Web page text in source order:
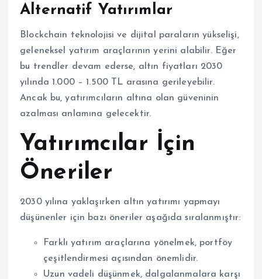
Alternatif Yatırımlar
Blockchain teknolojisi ve dijital paraların yükselişi,
geleneksel yatırım araçlarının yerini alabilir. Eğer
bu trendler devam ederse, altın fiyatları 2030
yılında 1.000 – 1.500 TL arasına gerileyebilir.
Ancak bu, yatırımcıların altına olan güveninin
azalması anlamına gelecektir.
Yatırımcılar İçin
Öneriler
2030 yılına yaklaşırken altın yatırımı yapmayı
düşünenler için bazı öneriler aşağıda sıralanmıştır:
Farklı yatırım araçlarına yönelmek, portföy
çeşitlendirmesi açısından önemlidir.
Uzun vadeli düşünmek, dalgalanmalara karşı